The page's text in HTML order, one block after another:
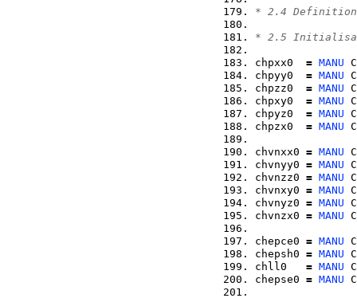
* 2.4 Definition
* 2.5
chpxx0 = MANU
chpyy0 = MANU
chpzz0 = MANU
chpxy0 = MANU
chpyz0 = MANU
chpzx0 = MANU
chvnxx0 = MANU
chvnyy0 = MANU
chvnzz0 = MANU
chvnxy0 = MANU
chvnyz0 = MANU
chvnzx0 = MANU
chepce0 = MANU
chepsh0 = MANU
chll0 = MANU
chepse0 = MANU